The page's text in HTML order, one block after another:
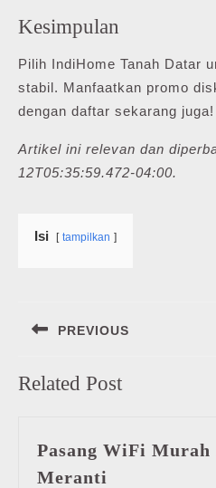
Kesimpulan
Pilih IndiHome Tanah Datar
stabil. Manfaatkan promo
dengan daftar sekarang juga!
Artikel ini relevan dan
12T05:35:59.472-04:00.
Isi tampilkan
pos
PREVIOUS
post:
Related Post
Pasang WiFi Murah
Meranti